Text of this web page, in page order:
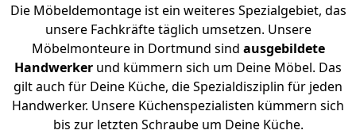
Die Möbeldemontage ist ein weiteres Spezialgebiet, das
unsere Fachkräfte täglich umsetzen. Unsere
Möbelmonteure in Dortmund sind ausgebildete
Handwerker und kümmern sich um Deine Möbel. Das
gilt auch für Deine Küche, die Spezialdisziplin für jeden
Handwerker. Unsere Küchenspezialisten kümmern sich
bis zur letzten Schraube um Deine Küche.